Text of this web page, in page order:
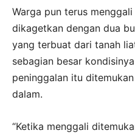
Warga pun terus
dikagetkan dengan dua
yang terbuat dari tanah
sebagian besar
peninggalan itu
dalam.
“Ketika menggali